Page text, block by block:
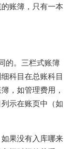
账簿，只有一本
的。三栏式账簿
科目在总账科目
，如管理费用，
示在账页中（如
果没有入库哪来